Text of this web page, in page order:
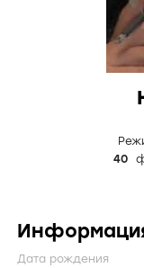
40
Дата рождения